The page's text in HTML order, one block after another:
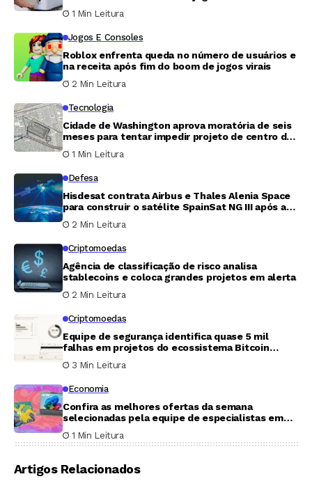
1 Min Leitura
Jogos E Consoles
Roblox enfrenta queda no número de usuários e
na receita após fim do boom de jogos virais
2 Min Leitura
Tecnologia
Cidade de Washington aprova moratória de seis
meses para tentar impedir projeto de centro de
1 Min Leitura
Defesa
Hisdesat contrata Airbus e Thales Alenia Space
para construir o satélite SpainSat NG III após a
2 Min Leitura
Criptomoedas
Agência de classificação de risco analisa
stablecoins e coloca grandes projetos em alerta
2 Min Leitura
Criptomoedas
Equipe de segurança identifica quase 5 mil
falhas em projetos do ecossistema Bitcoin
3 Min Leitura
Economia
Confira as melhores ofertas da semana
selecionadas pela equipe de especialistas em
1 Min Leitura
Artigos Relacionados